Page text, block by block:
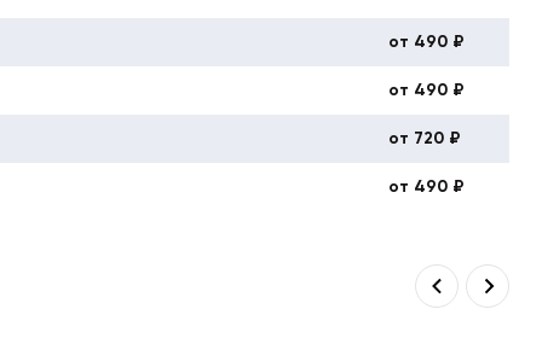
от 490 ₽
от 490 ₽
от 720 ₽
от 490 ₽